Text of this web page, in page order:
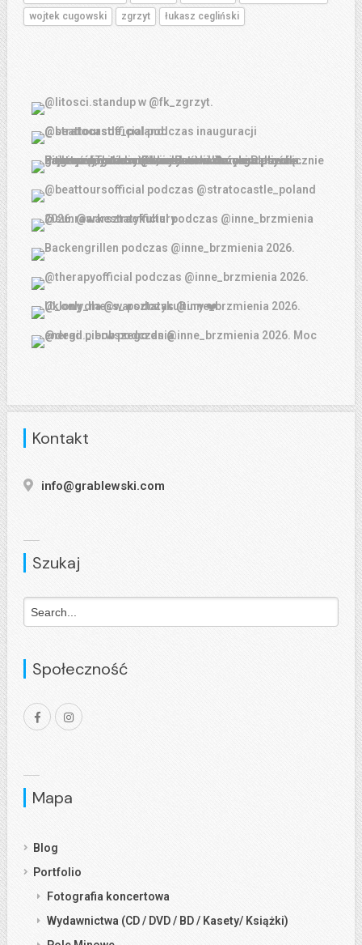
wojtek cugowski
zgrzyt łukasz cegliński
Kontakt
info@grablewski.com
Szukaj
Społeczność
Mapa
Blog
Portfolio
Fotografia koncertowa
Wydawnictwa (CD / DVD / BD / Kasety/ Książki)